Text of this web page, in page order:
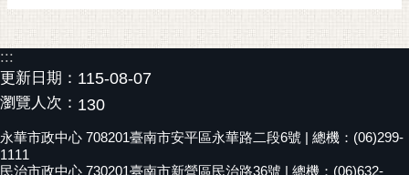
祭
網
站
導
覽
訂
:::
更新日期： 115-08-07
瀏覽人次： 130
永華市政中心 708201臺南市安平區永華路二段6號 | 總機：(06)299-
1111
民治市政中心 730201臺南市新營區民治路36號 | 總機：(06)632-